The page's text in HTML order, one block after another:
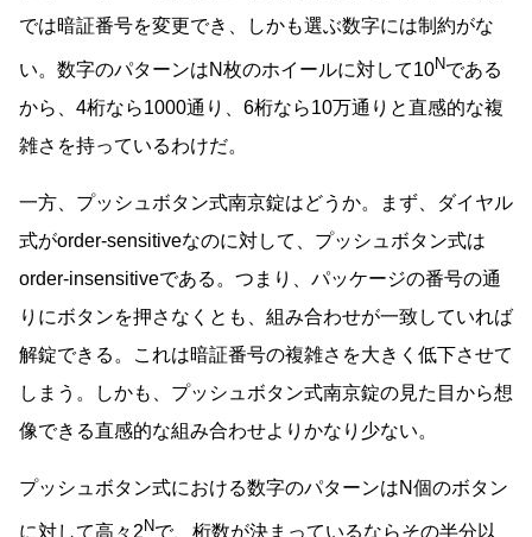
では暗証番号を変更でき、しかも選ぶ数字には制約がな
い。数字のパターンはN枚のホイールに対して10Nである
から、4桁なら1000通り、6桁なら10万通りと直感的な複
雑さを持っているわけだ。
一方、プッシュボタン式南京錠はどうか。まず、ダイヤル
式がorder-sensitiveなのに対して、プッシュボタン式は
order-insensitiveである。つまり、パッケージの番号の通
りにボタンを押さなくとも、組み合わせが一致していれば
解錠できる。これは暗証番号の複雑さを大きく低下させて
しまう。しかも、プッシュボタン式南京錠の見た目から想
像できる直感的な組み合わせよりかなり少ない。
プッシュボタン式における数字のパターンはN個のボタン
に対して高々2 Nで、桁数が決まっているならその半分以